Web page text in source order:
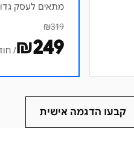
מתאים לעסק
₪319
₪249
/
קבעו הדגמה אישית